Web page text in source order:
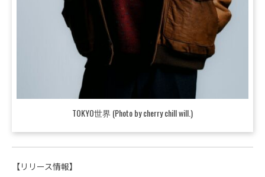
TOKYO世界 (Photo by cherry chill will.)
【リリース情報】